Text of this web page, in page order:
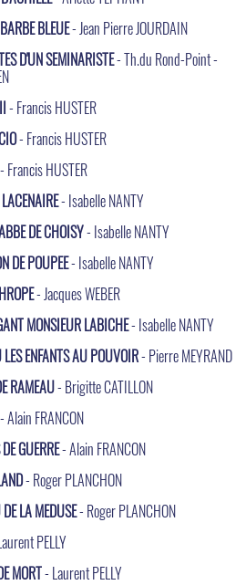
BLEUE- Jean Pierre JOURDAIN
D'UN SEMINARISTE- Th.du Rond-Point -
- Francis HUSTER
- Francis HUSTER
- Francis HUSTER
- Isabelle NANTY
DE CHOISY- Isabelle NANTY
DE POUPEE- Isabelle NANTY
- Jacques WEBER
MONSIEUR LABICHE- Isabelle NANTY
ENFANTS AU POUVOIR- Pierre MEYRAND
RAMEAU- Brigitte CATILLON
- Alain FRANCON
GUERRE- Alain FRANCON
- Roger PLANCHON
LA MEDUSE- Roger PLANCHON
PELLY
MORT- Laurent PELLY